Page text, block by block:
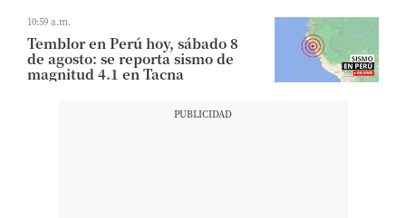
10:59 a.m.
Temblor en Perú hoy, sábado 8
de agosto: se reporta sismo de
magnitud 4.1 en Tacna